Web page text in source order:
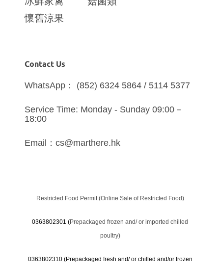
懷舊涼果
Contact Us
WhatsApp： (852) 6324 5864 / 5114 5377
Service Time: Monday - Sunday 09:00－
18:00
Email：cs@marthere.hk
Restricted Food Permit (Online Sale of Restricted Food)
0363802301 (Prepackaged frozen and/ or imported chilled
poultry)
0363802310 (Prepackaged fresh and/ or chilled and/or frozen